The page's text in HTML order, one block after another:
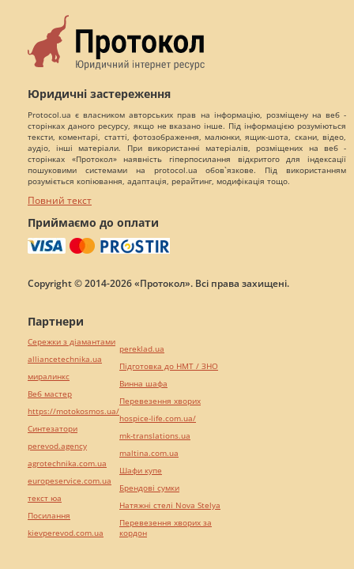
Юридичні застереження
Protocol.ua є власником авторських прав на інформацію, розміщену на веб -
сторінках даного ресурсу, якщо не вказано інше. Під інформацією розуміються
тексти, коментарі, статті, фотозображення, малюнки, ящик-шота, скани, відео,
аудіо, інші матеріали. При використанні матеріалів, розміщених на веб -
сторінках «Протокол» наявність гіперпосилання відкритого для індексації
пошуковими системами на protocol.ua обов`язкове. Під використанням
розуміється копіювання, адаптація, рерайтинг, модифікація тощо.
Повний текст
Приймаємо до оплати
Copyright © 2014-2026 «Протокол». Всі права захищені.
Партнери
Сережки з діамантами
alliancetechnika.ua
миралинкс
Веб мастер
https://motokosmos.ua/
Синтезатори
perevod.agency
agrotechnika.com.ua
europeservice.com.ua
текст юа
Посилання
kievperevod.com.ua
pereklad.ua
Підготовка до НМТ / ЗНО
Винна шафа
Перевезення хворих
hospice-life.com.ua/
mk-translations.ua
maltina.com.ua
Шафи купе
Брендові сумки
Натяжні стелі Nova Stelya
Перевезення хворих за
кордон